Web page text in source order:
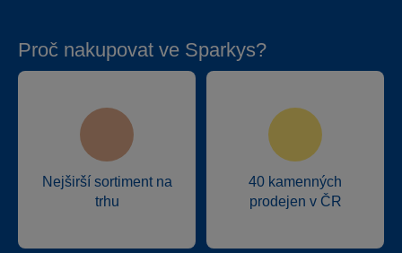
Proč nakupovat ve Sparkys?
Nejširší sortiment na
trhu
40 kamenných
prodejen v ČR